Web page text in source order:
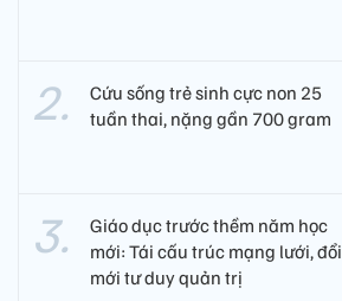
Cứu sống trẻ sinh cực non 25
tuần thai, nặng gần 700 gram
Giáo dục trước thềm năm học
mới: Tái cấu trúc mạng lưới, đổi
mới tư duy quản trị